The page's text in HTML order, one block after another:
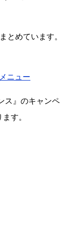
とめています。
ニュー
ス』のキャンペ
す。